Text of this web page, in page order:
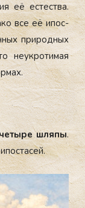
её ес­тес­тва.
все её ипос­
при­род­ных
не­ук­ро­тимая
шля­пы.